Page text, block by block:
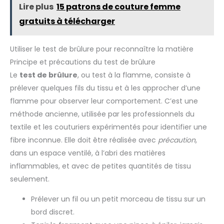
expérimentés dans des
les mesures rapides et l'alignement des s directement sur
accélérant le tracé et la précision de la . Que vous
fiable pour chaque projet.
Lire plus 15 patrons de couture femme
gratuits à télécharger
Utiliser le test de brûlure pour reconnaître la matière
Principe et précautions du test de brûlure
Le test de brûlure, ou test à la flamme, consiste à
prélever quelques fils du tissu et à les approcher d’une
flamme pour observer leur comportement. C’est une
méthode ancienne, utilisée par les professionnels du
textile et les couturiers expérimentés pour identifier une
fibre inconnue. Elle doit être réalisée avec précaution,
dans un espace ventilé, à l’abri des matières
inflammables, et avec de petites quantités de tissu
seulement.
Prélever un fil ou un petit morceau de tissu sur un
bord discret.